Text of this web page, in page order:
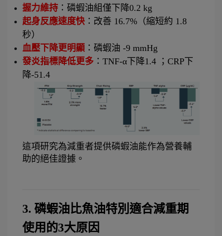
握力維持 ：磷蝦油組僅下降0.2 kg
起身反應速度快 ：改善 16.7%（縮短約 1.8
秒）
血壓下降更明顯 ：磷蝦油 -9 mmHg
發炎指標降低更多 ：TNF-α下降1.4 ；CRP下
降-51.4
這項研究為減重者提供磷蝦油能作為營養輔
助的絕佳證據。
3. 磷蝦油比魚油特別適合減重期
使用的3大原因